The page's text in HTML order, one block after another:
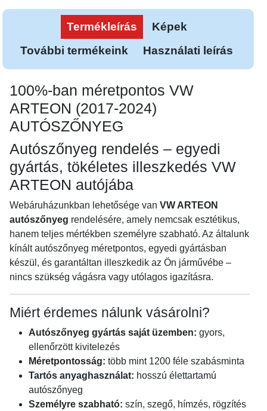
Termékleírás
Képek
További termékeink
Használati leírás
100%-ban méretpontos VW
ARTEON (2017-2024)
AUTÓSZŐNYEG
Autószőnyeg rendelés – egyedi
gyártás, tökéletes illeszkedés VW
ARTEON autójába
Webáruházunkban lehetősége van VW ARTEON
autószőnyeg rendelésére, amely nemcsak esztétikus,
hanem teljes mértékben személyre szabható. Az általunk
kínált autószőnyeg méretpontos, egyedi gyártásban
készül, és garantáltan illeszkedik az Ön járművébe –
nincs szükség vágásra vagy utólagos igazításra.
Miért érdemes nálunk vásárolni?
Autószőnyeg gyártás saját üzemben: gyors,
ellenőrzött kivitelezés
Méretpontosság: több mint 1200 féle szabásminta
Tartós anyaghasználat: hosszú élettartamú
autószőnyeg
Személyre szabható: szín, szegő, hímzés, rögzítés